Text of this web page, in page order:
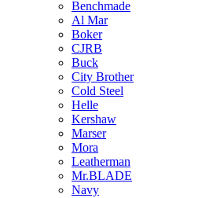
Benchmade
Al Mar
Boker
CJRB
Buck
City Brother
Cold Steel
Helle
Kershaw
Marser
Mora
Leatherman
Mr.BLADE
Navy